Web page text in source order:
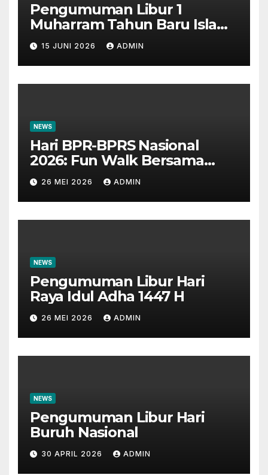
Pengumuman Libur 1
Muharram Tahun Baru Islam
1448H
15 JUNI 2026 ADMIN
NEWS
Hari BPR-BPRS Nasional
2026: Fun Walk Bersama
Masyarakat dan Insan
Perbankan
26 MEI 2026 ADMIN
NEWS
Pengumuman Libur Hari
Raya Idul Adha 1447 H
26 MEI 2026 ADMIN
NEWS
Pengumuman Libur Hari
Buruh Nasional
30 APRIL 2026 ADMIN